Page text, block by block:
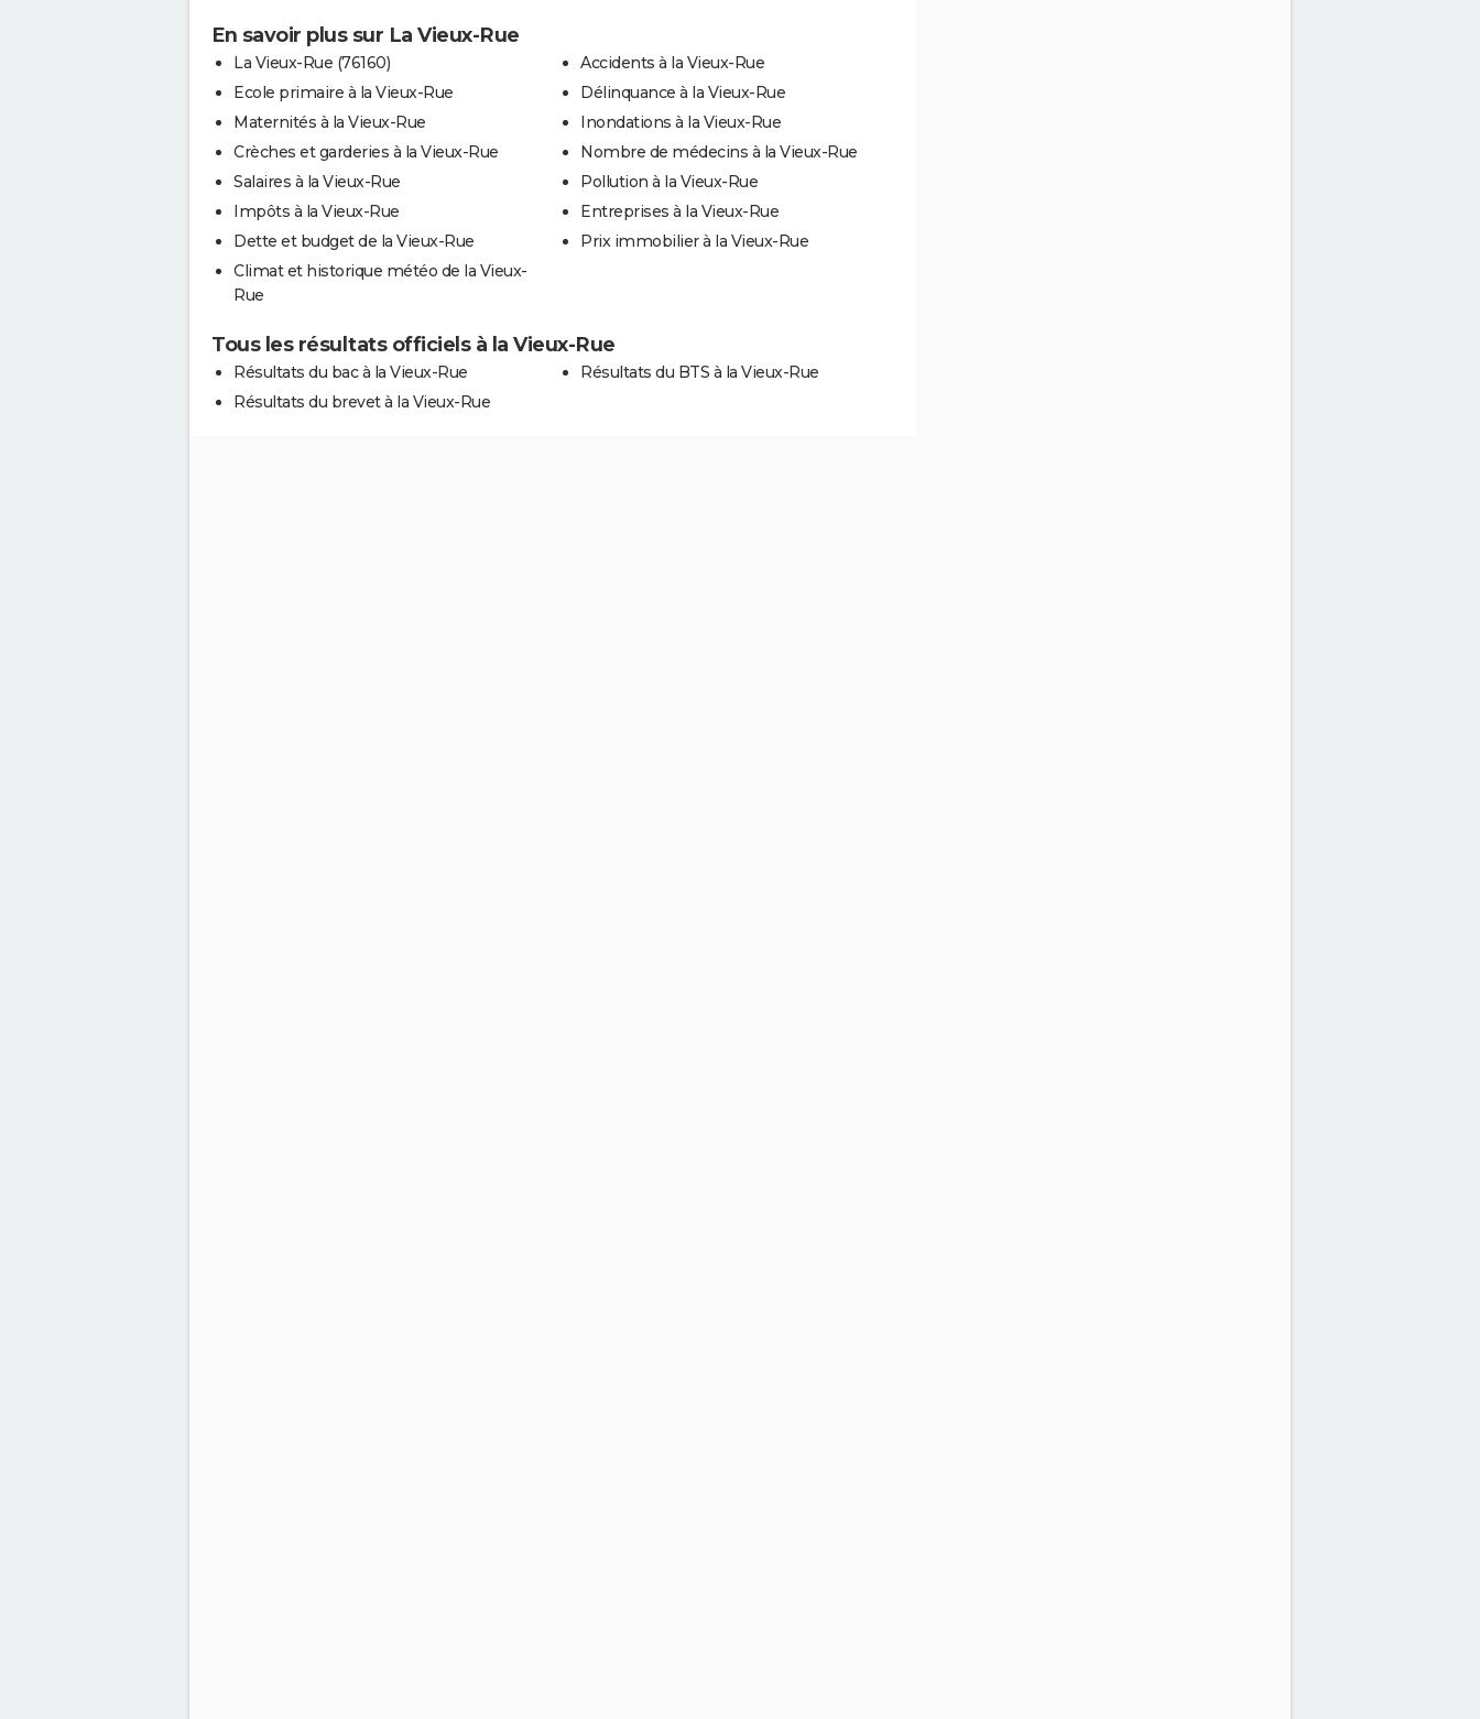
En savoir plus sur La Vieux-Rue
La Vieux-Rue (76160)
Ecole primaire à la Vieux-Rue
Maternités à la Vieux-Rue
Crèches et garderies à la Vieux-Rue
Salaires à la Vieux-Rue
Impôts à la Vieux-Rue
Dette et budget de la Vieux-Rue
Climat et historique météo de la Vieux-
Rue
Accidents à la Vieux-Rue
Délinquance à la Vieux-Rue
Inondations à la Vieux-Rue
Nombre de médecins à la Vieux-Rue
Pollution à la Vieux-Rue
Entreprises à la Vieux-Rue
Prix immobilier à la Vieux-Rue
Tous les résultats officiels à la Vieux-Rue
Résultats du bac à la Vieux-Rue
Résultats du brevet à la Vieux-Rue
Résultats du BTS à la Vieux-Rue